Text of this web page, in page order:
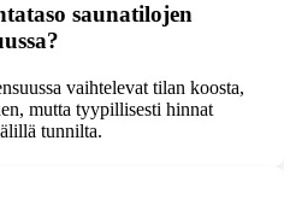
saunatilojen
vaihtelevat tilan koosta,
mutta tyypillisesti hinnat
tunnilta.